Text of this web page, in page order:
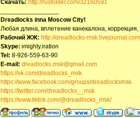
Скачать: http://rusfolder.com/32160591
Dreadlocks inna Moscow Сity!
Любая длина, вплетение канекалона,
Рабочий ЖЖ: http://dreadlocks-
Skype: imighty.iration
Tel: 8-926-559-63-90
E-mail: dreadlocks.msk@gmail.com
https://vk.com/dreadlocks_msk
https://www.facebook.com/groups/dreadlocksmsk
https://twitter.com/dreadlocks__msk
https://www.tiktok.com/@dreadlocks_msk/